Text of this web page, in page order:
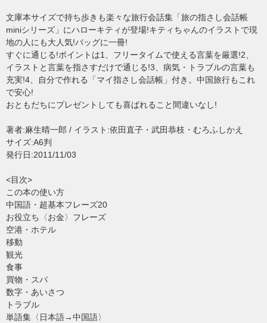
文庫本サイズで持ち歩きも楽々な旅行会話集「旅の指さし会話帳
miniシリーズ」にハローキティが登場!キティちゃんのイラストで現
地の人にも大人気!バッグに一冊!
すぐに通じる!ポイントは1、フリータイムで使える言葉を厳選!2、
イラストと言葉を指さすだけで通じる!3、病気・トラブルの言葉も
充実!4、自分で作れる「マイ指さし会話帳」付き。中国旅行もこれ
で安心!
おともだちにプレゼントしても喜ばれること間違いなし!
著者:麻生晴一郎 / イラスト:依田直子・武田恭枝・むろふしかえ
サイズ:A6判
発行日:2011/11/03
<目次>
この本の使い方
中国語・超基本フレーズ20
お役立ち〈お金〉フレーズ
空港・ホテル
移動
観光
食事
買物・スパ
数字・あいさつ
トラブル
単語集〈日本語→中国語〉